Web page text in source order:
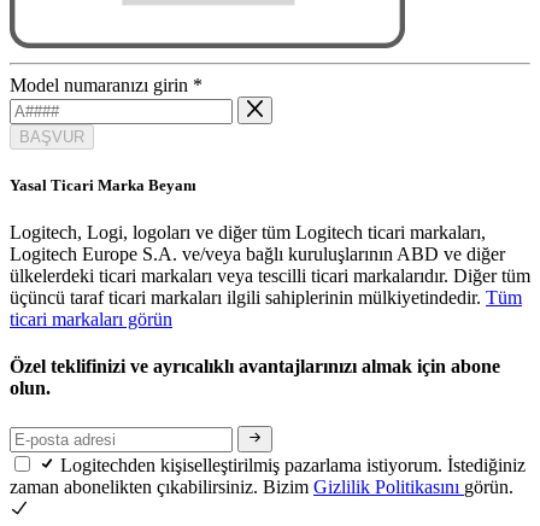
Model numaranızı girin *
BAŞVUR
Yasal Ticari Marka Beyanı
Logitech, Logi, logoları ve diğer tüm Logitech ticari markaları,
Logitech Europe S.A. ve/veya bağlı kuruluşlarının ABD ve diğer
ülkelerdeki ticari markaları veya tescilli ticari markalarıdır. Diğer tüm
üçüncü taraf ticari markaları ilgili sahiplerinin mülkiyetindedir. Tüm
ticari markaları görün
Özel teklifinizi ve ayrıcalıklı avantajlarınızı almak için abone
olun.
Logitechden kişiselleştirilmiş pazarlama istiyorum. İstediğiniz
zaman abonelikten çıkabilirsiniz. Bizim Gizlilik Politikasını görün.